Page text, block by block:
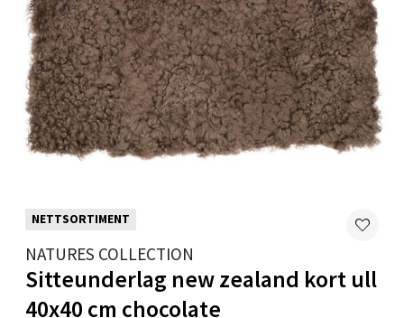
NETTSORTIMENT
NATURES COLLECTION
Sitteunderlag new zealand kort ull
40x40 cm chocolate
Velg
Bryne/Jæren - M44
0 i butikk
Velg